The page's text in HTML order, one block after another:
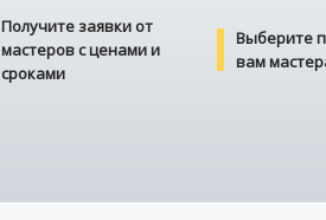
Получите заявки от
мастеров с ценами и
сроками
Выберите
вам